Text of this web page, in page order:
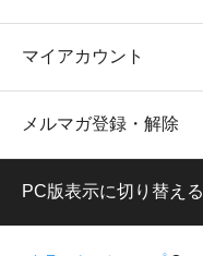
マイアカウント
メルマガ登録・解除
PC版表示に切り替える